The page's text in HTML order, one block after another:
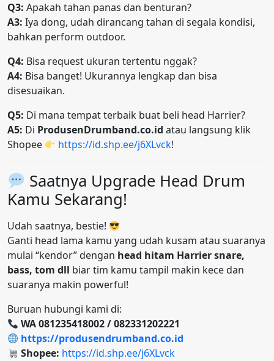
Q3: Apakah tahan panas dan benturan?
A3: Iya dong, udah dirancang tahan di segala kondisi,
bahkan perform outdoor.
Q4: Bisa request ukuran tertentu nggak?
A4: Bisa banget! Ukurannya lengkap dan bisa
disesuaikan.
Q5: Di mana tempat terbaik buat beli head Harrier?
A5: Di ProdusenDrumband.co.id atau langsung klik
Shopee
https://id.shp.ee/j6XLvck!
Saatnya Upgrade Head Drum
Kamu Sekarang!
Udah saatnya, bestie!
Ganti head lama kamu yang udah kusam atau suaranya
mulai “kendor” dengan head hitam Harrier snare,
bass, tom dll biar tim kamu tampil makin kece dan
suaranya makin powerful!
Buruan hubungi kami di:
WA 081235418002 / 082331202221
https://produsendrumband.co.id
Shopee: https://id.shp.ee/j6XLvck